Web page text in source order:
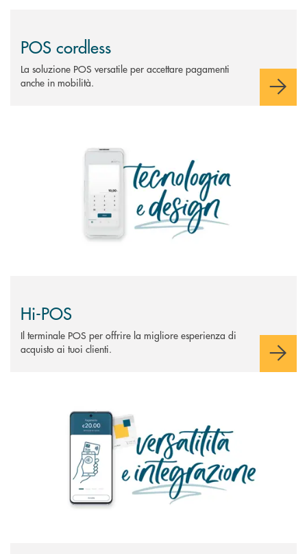
POS cordless
La soluzione POS versatile per accettare pagamenti
anche in mobilità.
Hi-POS
Il terminale POS per offrire la migliore esperienza di
acquisto ai tuoi clienti.